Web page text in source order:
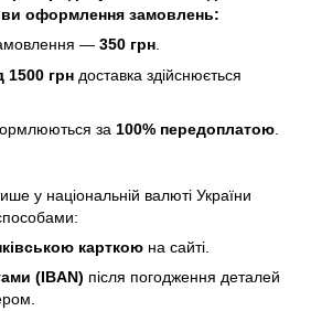
оформлення замовлень:
— 350 грн
1500 грн доставка здійснюється
за 100% передоплатою
у національній валюті України
карткою на сайті.
(IBAN) після погодження деталей